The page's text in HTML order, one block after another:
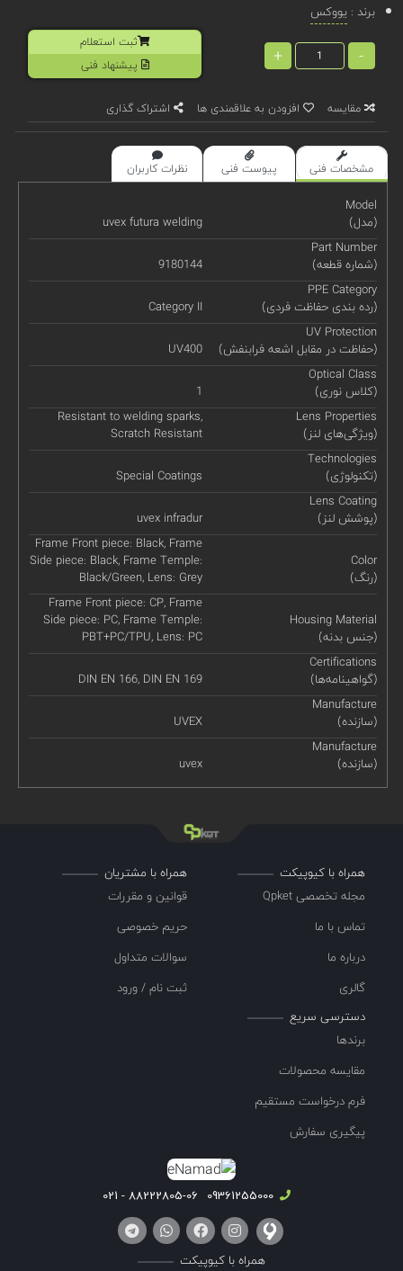
برند :یووکس
-
+
ثبت استعلام
پیشنهاد فنی
مقایسه افزودن به علاقمندی ها اشتراک گذاری
مشخصات فنی پیوست فنی نظرات کاربران
Model
(مدل)
uvex futura welding
Part Number
(شماره قطعه)
9180144
PPE Category
(رده بندی حفاظت فردی)
Category II
UV Protection
(حفاظت در مقابل اشعه فرابنفش)
UV400
Optical Class
(کلاس نوری)
1
Lens Properties
(ویژگی‌های لنز)
Resistant to welding sparks,
Scratch Resistant
Technologies
(تکنولوژی)
Special Coatings
Lens Coating
(پوشش لنز)
uvex infradur
Color
(رنگ)
Frame Front piece: Black, Frame
Side piece: Black, Frame Temple:
Black/Green, Lens: Grey
Housing Material
(جنس بدنه)
Frame Front piece: CP, Frame
Side piece: PC, Frame Temple:
PBT+PC/TPU, Lens: PC
Certifications
(گواهینامه‌ها)
DIN EN 166, DIN EN 169
Manufacture
(سازنده)
UVEX
Manufacture
(سازنده)
uvex
همراه با کیوپیکت
مجله تخصصی Qpket
تماس با ما
درباره ما
گالری
همراه با مشتریان
قوانین و مقررات
حریم خصوصی
سوالات متداول
ثبت نام / ورود
دسترسی سریع
برندها
مقایسه محصولات
فرم درخواست مستقیم
پیگیری سفارش
09361255000
88222805-06 - 021
همراه با کیوپیکت